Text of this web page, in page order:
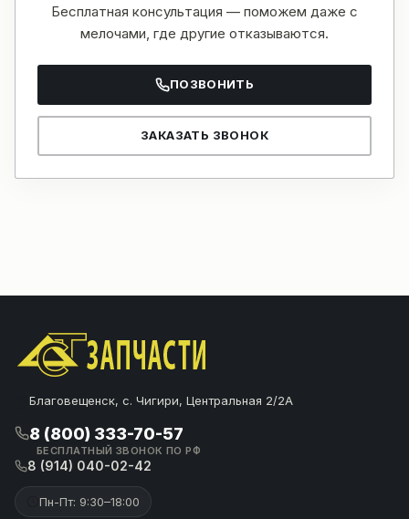
Бесплатная консультация — поможем даже с
мелочами, где другие отказываются.
ПОЗВОНИТЬ
ЗАКАЗАТЬ ЗВОНОК
Благовещенск, с. Чигири, Центральная 2/2А
8 (800) 333-70-57
БЕСПЛАТНЫЙ ЗВОНОК ПО РФ
8 (914) 040-02-42
Пн-Пт: 9:30–18:00